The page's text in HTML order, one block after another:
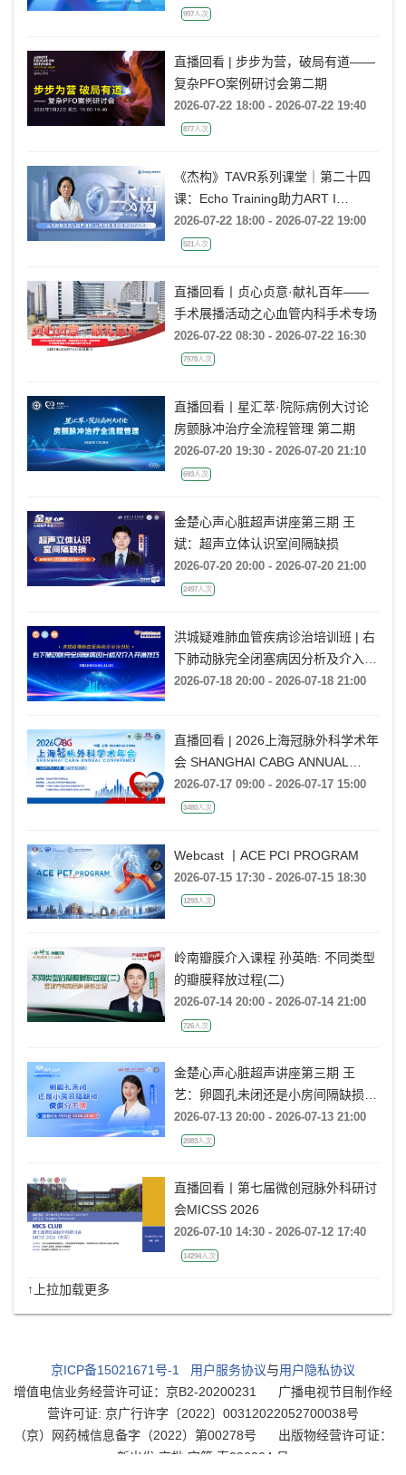
997人次
直播回看 | 步步为营，破局有道——
复杂PFO案例研讨会第二期
2026-07-22 18:00 - 2026-07-22 19:40
877人次
《杰构》TAVR系列课堂｜第二十四
课：Echo Training助力ART I
Rebecca T. Hahn教授《主动脉瓣反
流的超声培训：从病理机制到临床诊
2026-07-22 18:00 - 2026-07-22 19:00
521人次
直播回看丨贞心贞意·献礼百年——
手术展播活动之心血管内科手术专场
2026-07-22 08:30 - 2026-07-22 16:30
7978人次
直播回看丨星汇萃·院际病例大讨论
房颤脉冲治疗全流程管理 第二期
2026-07-20 19:30 - 2026-07-20 21:10
693人次
金楚心声心脏超声讲座第三期 王
斌：超声立体认识室间隔缺损
2026-07-20 20:00 - 2026-07-20 21:00
2497人次
洪城疑难肺血管疾病诊治培训班 | 右
下肺动脉完全闭塞病因分析及介入开
通技巧
2026-07-18 20:00 - 2026-07-18 21:00
直播回看 | 2026上海冠脉外科学术年
会 SHANGHAI CABG ANNUAL
CONFERENCE
2026-07-17 09:00 - 2026-07-17 15:00
3480人次
Webcast 丨ACE PCI PROGRAM
2026-07-15 17:30 - 2026-07-15 18:30
1293人次
岭南瓣膜介入课程 孙英皓: 不同类型
的瓣膜释放过程(二)
2026-07-14 20:00 - 2026-07-14 21:00
726人次
金楚心声心脏超声讲座第三期 王
艺：卵圆孔未闭还是小房间隔缺损，
傻傻分不清
2026-07-13 20:00 - 2026-07-13 21:00
2083人次
直播回看丨第七届微创冠脉外科研讨
会MICSS 2026
2026-07-10 14:30 - 2026-07-12 17:40
14294人次
↑上拉加载更多
京ICP备15021671号-1 用户服务协议与用户隐私协议
增值电信业务经营许可证：京B2-20200231
广播电视节目制作经
营许可证: 京广行许字〔2022〕00312022052700038号
（京）网药械信息备字（2022）第00278号
出版物经营许可证：
新出发 京批 字第 直220204 号